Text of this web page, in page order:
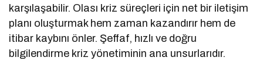
karşılaşabilir. Olası kriz süreçleri için net bir iletişim
planı oluşturmak hem zaman kazandırır hem de
itibar kaybını önler. Şeffaf, hızlı ve doğru
bilgilendirme kriz yönetiminin ana unsurlarıdır.